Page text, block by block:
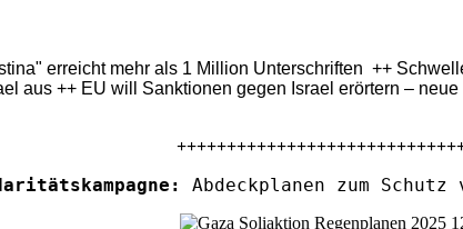
erreicht mehr als 1 Million Unterschriften ++
aus ++ EU will Sanktionen gegen Israel erörtern –
Abdeckplanen zum